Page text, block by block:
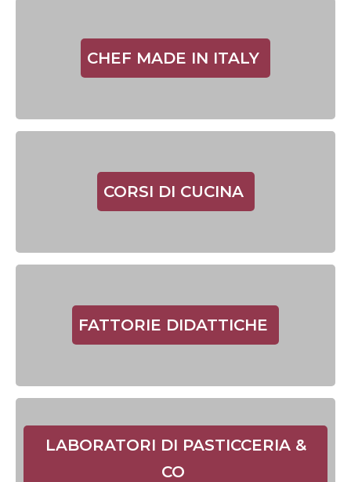
CHEF MADE IN ITALY
CORSI DI CUCINA
FATTORIE DIDATTICHE
LABORATORI DI PASTICCERIA &
CO